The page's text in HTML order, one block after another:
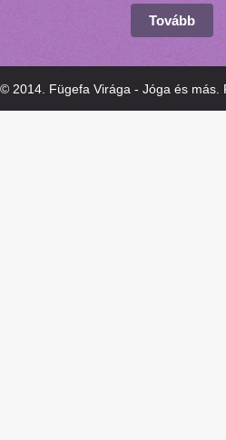
Tovább
© 2014. Fügefa Virága - Jóga és